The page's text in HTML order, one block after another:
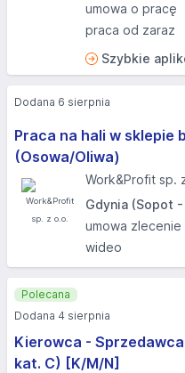
umowa o pracę
praca od zaraz
Szybkie
Praca na hali w sklepie
(Osowa/Oliwa)
Work&Profit sp.
Gdynia (Sopot
umowa zlecenie
wideo
Dodana 6 sierpnia
Kierowca -
kat. C) [K/M/N]
Polecana
Dodana 4 sierpnia